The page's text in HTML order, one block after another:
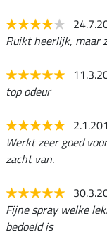
Ruikt heerlijk, maar
top odeur
Werkt zeer goed
zacht van.
Fijne spray welke
bedoeld is